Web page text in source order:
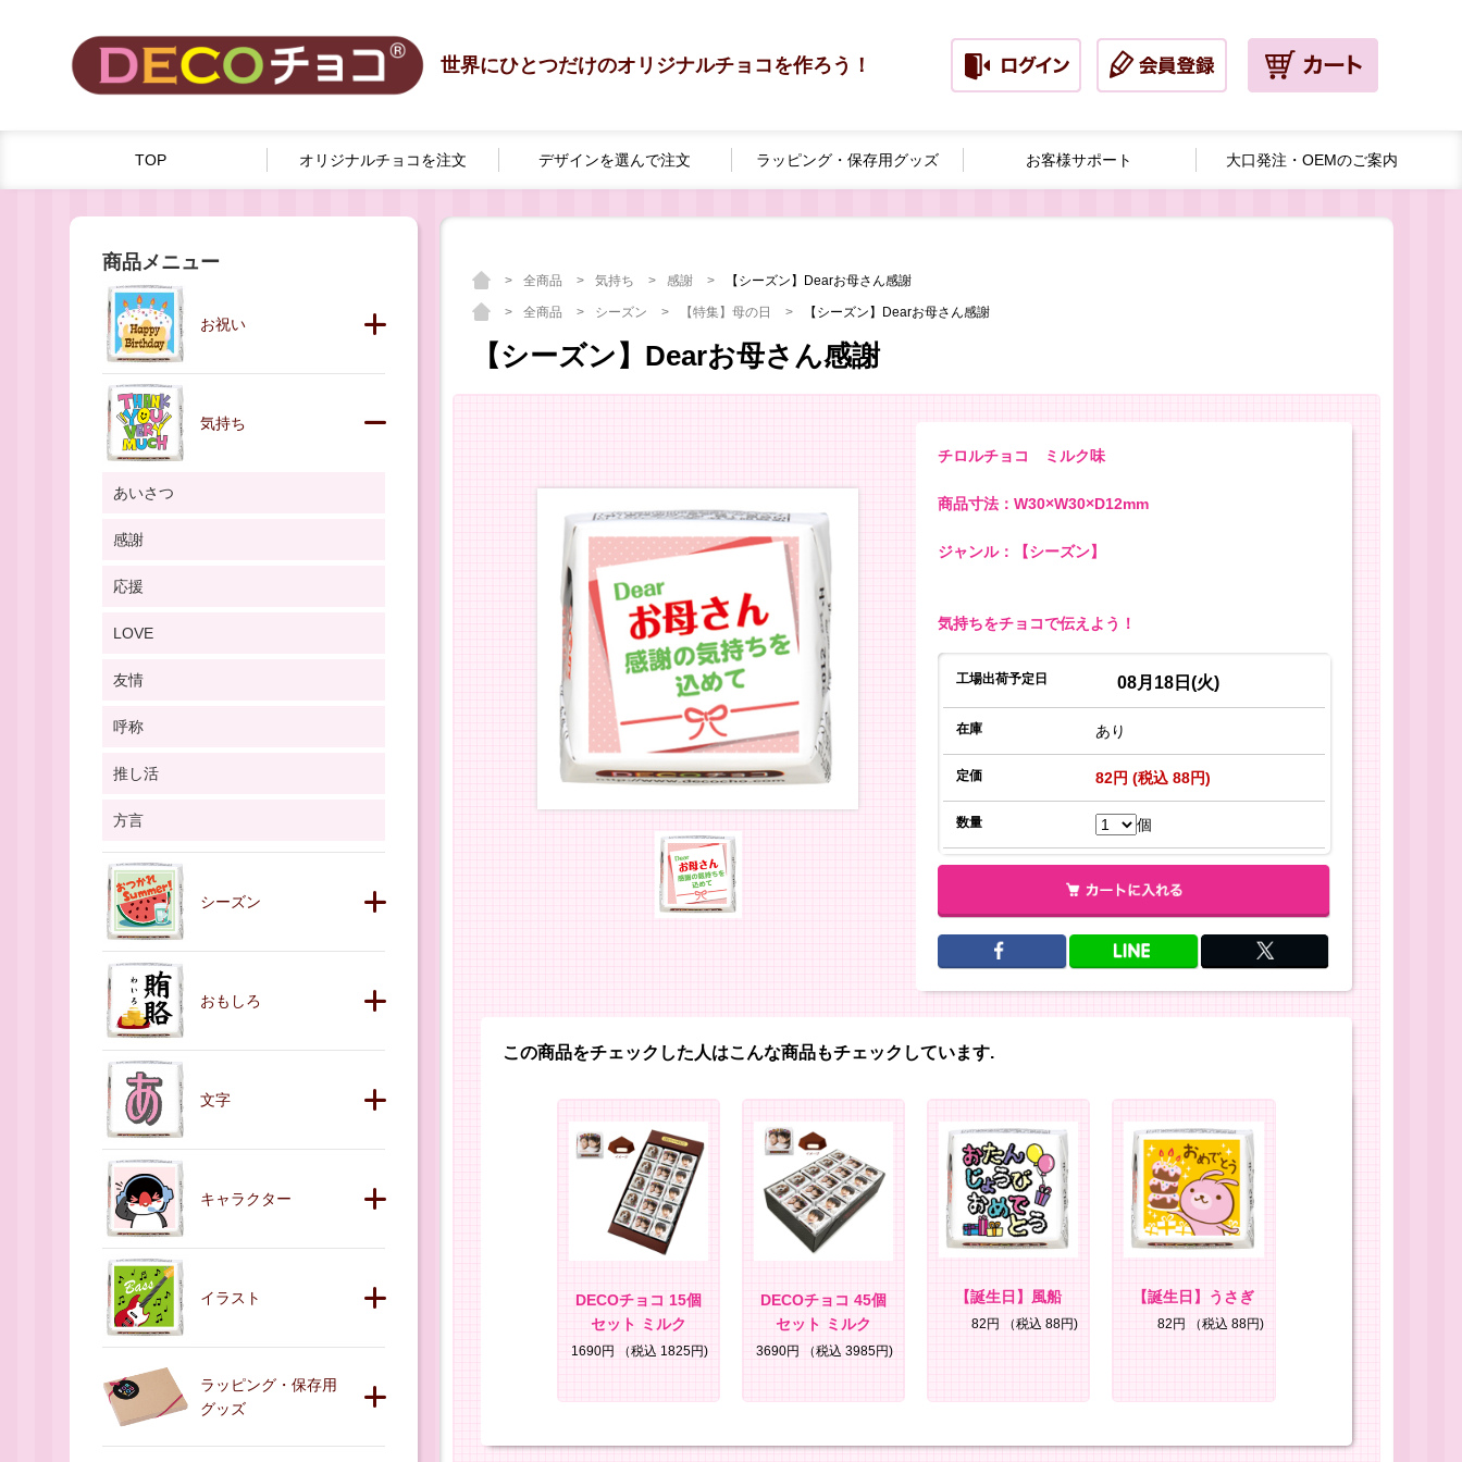
世界にひとつだけのオリジナルチョコを作ろう！
TOP オリジナルチョコを注文 デザインを選んで注文 ラッピング・ 保存用グッズ お客様サポート 大口発注・ OEMのご案内
全商品 気持ち 感謝 【シーズン】Dearお母さん感謝
全商品 シーズン 【特集】母の日 【シーズン】Dearお母さん感謝
【シーズン】Dearお母さん感謝
チロルチョコ ミルク味
商品寸法：W30×W30×D12mm
ジャンル：【シーズン】
気持ちをチョコで伝えよう！
工場出荷予定日 08月18日(火)
在庫 あり
定価 82円 (税込 88円)
数量 個
この商品をチェックした人はこんな商品もチェックしています.
DECOチョコ 15個
セット ミルク
1690円 （税込 1825円)
DECOチョコ 45個
セット ミルク
3690円 （税込 3985円)
【誕生日】風船
82円 （税込 88円)
【誕生日】うさぎ
82円 （税込 88円)
商品メニュー
お祝い
気持ち
あいさつ
感謝
応援
LOVE
友情
呼称
推し活
方言
シーズン
おもしろ
文字
キャラクター
イラスト
ラッピング・保存用
グッズ